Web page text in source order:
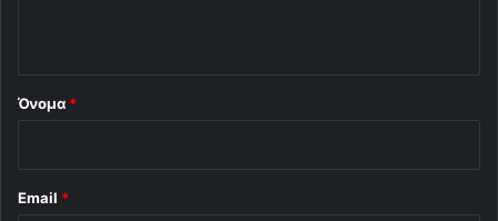
Όνομα *
Email *